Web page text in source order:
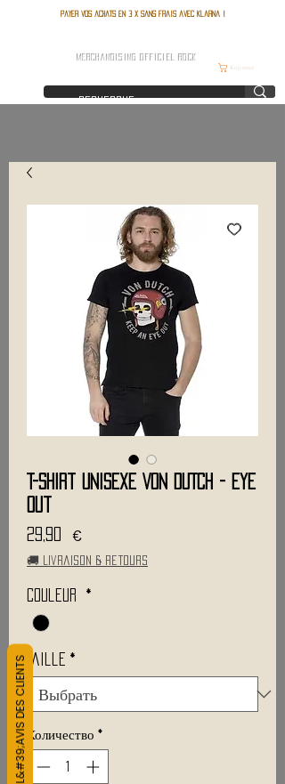
Payer vos achats en 3 x sans frais avec Klarna !
Корзина
MERCHANDISING OFFICIEL ROCK
T-Shirt Unisexe VON DUTCH - Eye
29,90 €
🚚 Livraison & retours
Couleur *
Taille *
Количество *
L&#39;AVIS DES CLIENTS